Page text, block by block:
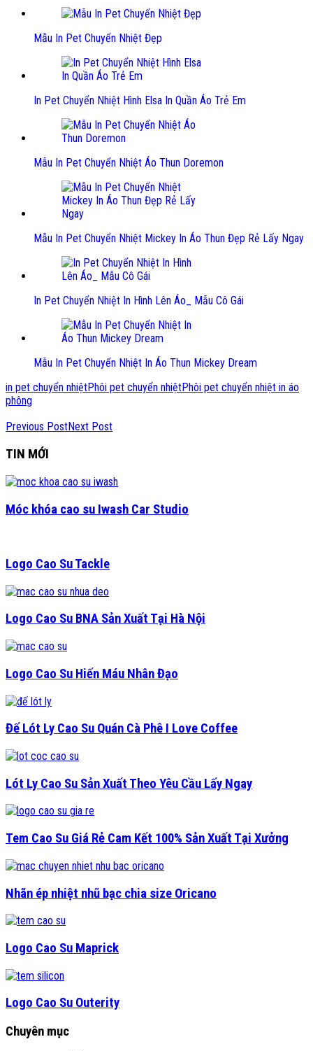
Mẫu In Pet Chuyển Nhiệt Đẹp
In Pet Chuyển Nhiệt Hình Elsa In Quần Áo Trẻ Em
Mẫu In Pet Chuyển Nhiệt Áo Thun Doremon
Mẫu In Pet Chuyển Nhiệt Mickey In Áo Thun Đẹp Rẻ Lấy Ngay
In Pet Chuyển Nhiệt In Hình Lên Áo_ Mẫu Cô Gái
Mẫu In Pet Chuyển Nhiệt In Áo Thun Mickey Dream
in pet chuyển nhiệtPhôi pet chuyển nhiệtPhôi pet chuyển nhiệt in áo
phông
Previous PostNext Post
TIN MỚI
Móc khóa cao su Iwash Car Studio
Logo Cao Su Tackle
Logo Cao Su BNA Sản Xuất Tại Hà Nội
Logo Cao Su Hiến Máu Nhân Đạo
Đế Lót Ly Cao Su Quán Cà Phê I Love Coffee
Lót Ly Cao Su Sản Xuất Theo Yêu Cầu Lấy Ngay
Tem Cao Su Giá Rẻ Cam Kết 100% Sản Xuất Tại Xưởng
Nhãn ép nhiệt nhũ bạc chia size Oricano
Logo Cao Su Maprick
Logo Cao Su Outerity
Chuyên mục